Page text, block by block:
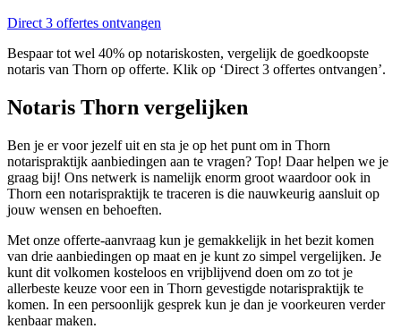
Direct 3 offertes ontvangen
Bespaar tot wel 40% op notariskosten, vergelijk de goedkoopste
notaris van Thorn op offerte. Klik op ‘Direct 3 offertes ontvangen’.
Notaris Thorn vergelijken
Ben je er voor jezelf uit en sta je op het punt om in Thorn
notarispraktijk aanbiedingen aan te vragen? Top! Daar helpen we je
graag bij! Ons netwerk is namelijk enorm groot waardoor ook in
Thorn een notarispraktijk te traceren is die nauwkeurig aansluit op
jouw wensen en behoeften.
Met onze offerte-aanvraag kun je gemakkelijk in het bezit komen
van drie aanbiedingen op maat en je kunt zo simpel vergelijken. Je
kunt dit volkomen kosteloos en vrijblijvend doen om zo tot je
allerbeste keuze voor een in Thorn gevestigde notarispraktijk te
komen. In een persoonlijk gesprek kun je dan je voorkeuren verder
kenbaar maken.